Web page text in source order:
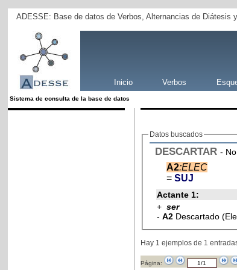
ADESSE: Base de datos de Verbos, Alternancias de Diátesis
Inicio Verbos
Sistema de consulta de la base de datos
Datos buscados
DESCARTAR -
A2:ELEC
= SUJ
Actante 1:
+ ser
- A2Descartado
Hay 1 ejemplos de 1
Página: